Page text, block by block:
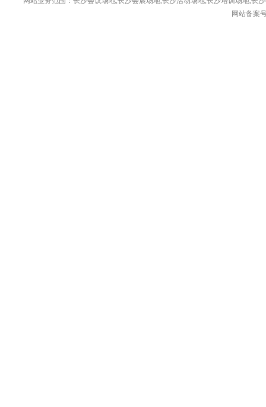
网站备案